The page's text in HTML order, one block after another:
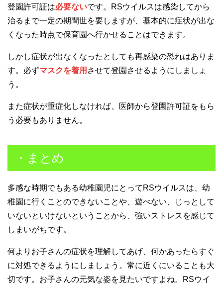
登園許可証は必要ないです。RSウイルスは感染してから
治るまで一定の期間世を要しますが、基本的に症状が出な
くなった時点で保育園へ行かせることはできます。
しかし症状が出なくなったとしても再感染の恐れはありま
す。必ずマスクを着用 させて登園させるようにしましょ
う。
また症状が重症化しなければ、医師から登園許可証をもら
う必要もありません。
・まとめ
多感な時期でもある幼稚園児にとってRSウイルスは、幼
稚園に行くことのできないことや、遊べない、じっとして
いないといけないということから、強いストレスを感じて
しまいがちです。
何よりお子さんの症状を理解してあげ、何かあったらすぐ
に対処できるようにしましょう。常に近くにいることも大
切です。お子さんの元気な姿を見たいですよね。RSウイ